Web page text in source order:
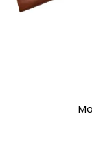
Katane